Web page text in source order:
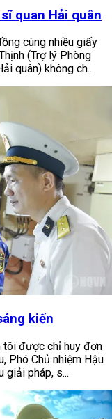
quan Hải quân
cùng nhiều giấy
(Trợ lý Phòng
quân) không ch...
kiến
tôi được chỉ huy đơn
Phó Chủ nhiệm Hậu
giải pháp, s...